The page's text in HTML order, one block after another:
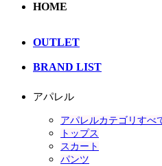
HOME
OUTLET
BRAND LIST
アパレル
アパレルカテゴリすべ
トップス
スカート
パンツ